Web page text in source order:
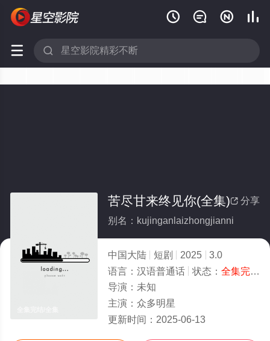
   
 
 分享
苦尽甘来终见你(全集)
别名：kujinganlaizhongjianni
中国大陆 短剧 2025
3.0
语言： 汉语普通话 状态： 全集完结
导演： 未知
主演： 众多明星
更新时间： 2025-06-13